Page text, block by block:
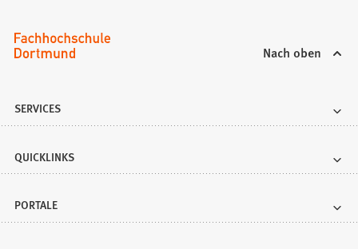
Nach oben
SERVICES
QUICKLINKS
PORTALE